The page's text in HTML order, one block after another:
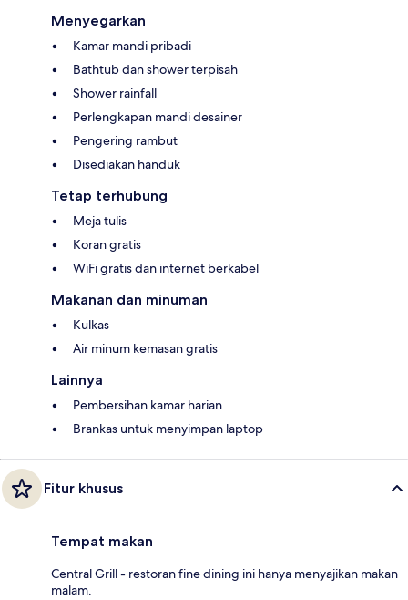
Menyegarkan
Kamar mandi pribadi
Bathtub dan shower terpisah
Shower rainfall
Perlengkapan mandi desainer
Pengering rambut
Disediakan handuk
Tetap terhubung
Meja tulis
Koran gratis
WiFi gratis dan internet berkabel
Makanan dan minuman
Kulkas
Air minum kemasan gratis
Lainnya
Pembersihan kamar harian
Brankas untuk menyimpan laptop
Fitur khusus
Tempat makan
Central Grill - restoran fine dining ini hanya menyajikan makan
malam.